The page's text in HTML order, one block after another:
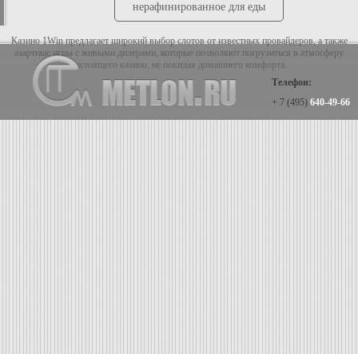
нерафинированное для еды
Казино 1Win предлагает широкий выбор слотов от известных провайдеров, а также
азартные игры с живыми дилерами, которые позволяют погрузиться в атмосферу
настоящего казино, не покидая домашнего комфорта.
Телефон:
+ 7 (495) 640-49-66